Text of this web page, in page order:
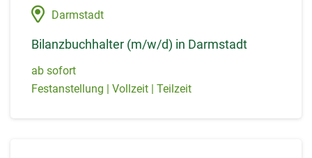
Darmstadt
Bilanzbuchhalter (m/w/d) in Darmstadt
ab sofort
Festanstellung | Vollzeit | Teilzeit